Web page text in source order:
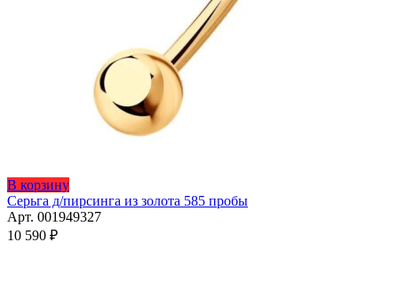
В корзину
Серьга д/пирсинга из золота 585 пробы
Арт. 001949327
10 590 ₽